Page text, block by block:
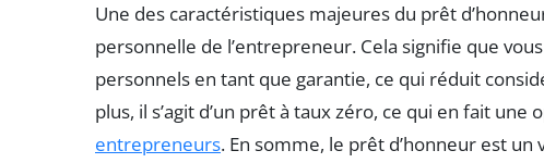
Une des caractéristiques majeures du prêt
personnelle de l’entrepreneur. Cela signifie que
personnels en tant que garantie, ce qui réduit
plus, il s’agit d’un prêt à taux zéro, ce qui en fait
entrepreneurs. En somme, le prêt d’honneur est